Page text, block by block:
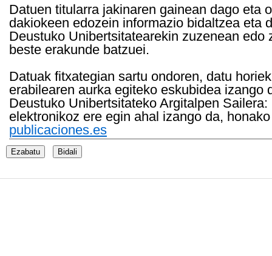
Datuen titularra jakinaren gainean dago eta
dakiokeen edozein informazio bidaltzea eta
Deustuko Unibertsitatearekin zuzenean
beste erakunde batzuei.
Datuak fitxategian sartu ondoren, datu
erabilearen aurka egiteko eskubidea
Deustuko Unibertsitateko Argitalpen
elektronikoz ere egin ahal izango da,
publicaciones.es
Ezabatu Bidali